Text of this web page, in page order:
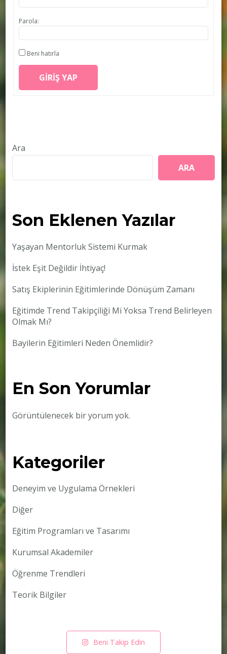
Parola:
Beni hatırla
GIRIŞ YAP
Ara
ARA
Son Eklenen Yazılar
Yaşayan Mentorluk Sistemi Kurmak
İstek Eşit Değildir İhtiyaç!
Satış Ekiplerinin Eğitimlerinde Dönüşüm Zamanı
Eğitimde Trend Takipçiliği Mi Yoksa Trend Belirleyen
Olmak Mı?
Bayilerin Eğitimleri Neden Önemlidir?
En Son Yorumlar
Görüntülenecek bir yorum yok.
Kategoriler
Deneyim ve Uygulama Örnekleri
Diğer
Eğitim Programları ve Tasarımı
Kurumsal Akademiler
Öğrenme Trendleri
Teorik Bilgiler
Beni Takip Edin